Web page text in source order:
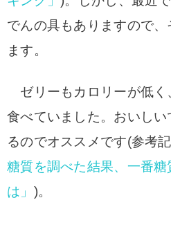
でんの具もありますので
ます。
ゼリーもカロリーが低く
食べていました。 おいしい
るのでオスス メです(参考
糖質を調べた結果、一番
は」 )。